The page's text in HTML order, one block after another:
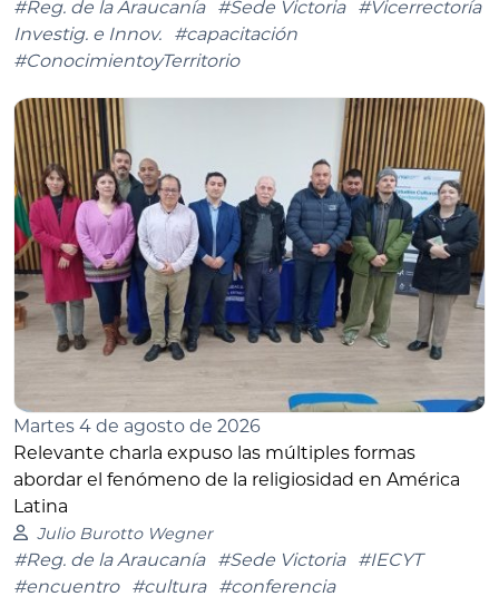
#Reg. de la Araucanía #Sede Victoria
#Vicerrectoría
Investig. e Innov.
#capacitación
#ConocimientoyTerritorio
Martes 4 de agosto de 2026
Relevante charla expuso las múltiples formas
abordar el fenómeno de la religiosidad en América
Latina
Julio Burotto Wegner
#Reg. de la Araucanía #Sede Victoria
#IECYT
#encuentro
#cultura #conferencia